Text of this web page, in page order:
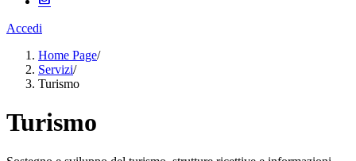
Accedi
Home Page/
Servizi/
Turismo
Turismo